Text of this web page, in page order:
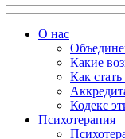
О нас
Какие
Как
Кодекс
Психотерапия